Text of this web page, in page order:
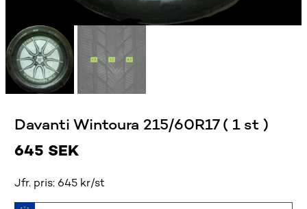
Davanti Wintoura 215/60R17 ( 1 st )
645 SEK
Jfr. pris: 645 kr/st